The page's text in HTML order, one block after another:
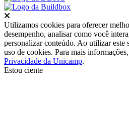
Utilizamos cookies para oferecer
desempenho, analisar como você
personalizar conteúdo. Ao utilizar este
uso de cookies. Para mais
Privacidade da Unicamp.
Estou ciente